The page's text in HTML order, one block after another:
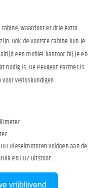
waardoor er drie extra
Ook de voorste cabine kun je
een mobiel kantoor bij je en
nodig is. De Peugeot Partner is
verloskundigen.
Dieselmotoren voldoen aan de
en CO2-uitstoot.